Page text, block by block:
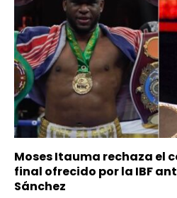
Moses Itauma rechaza el
final ofrecido por la IBF
Sánchez